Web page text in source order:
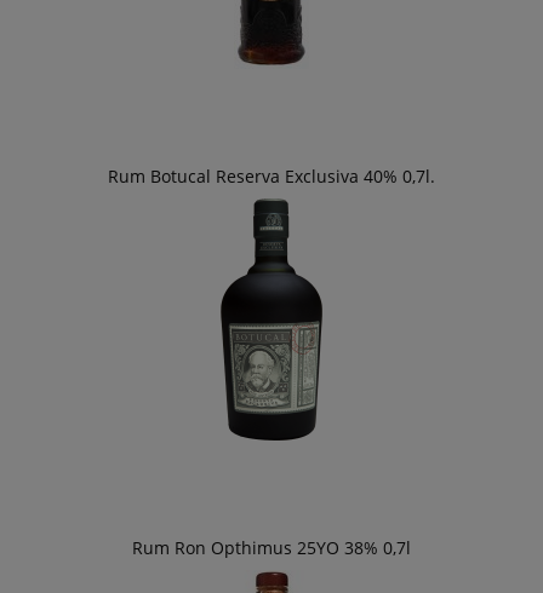
Rum Botucal Reserva Exclusiva 40% 0,7l.
Rum Ron Opthimus 25YO 38% 0,7l